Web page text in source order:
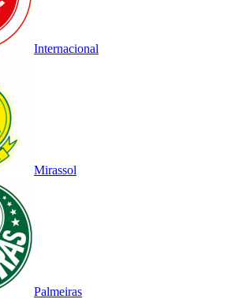
Internacional
Mirassol
Palmeiras